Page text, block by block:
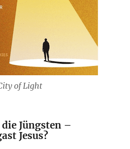
of Light
Jüngsten –
Jesus?